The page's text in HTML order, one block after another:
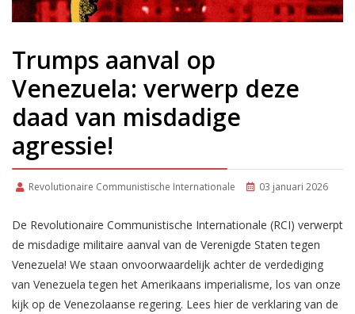
Trumps aanval op
Venezuela: verwerp deze
daad van misdadige
agressie!
Revolutionaire Communistische Internationale 03 januari 2026
De Revolutionaire Communistische Internationale (RCI) verwerpt
de misdadige militaire aanval van de Verenigde Staten tegen
Venezuela! We staan onvoorwaardelijk achter de verdediging
van Venezuela tegen het Amerikaans imperialisme, los van onze
kijk op de Venezolaanse regering. Lees hier de verklaring van de